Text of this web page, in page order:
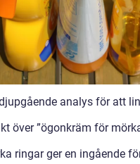
analys för att
över ”ögonkräm för
ringar ger en ingående